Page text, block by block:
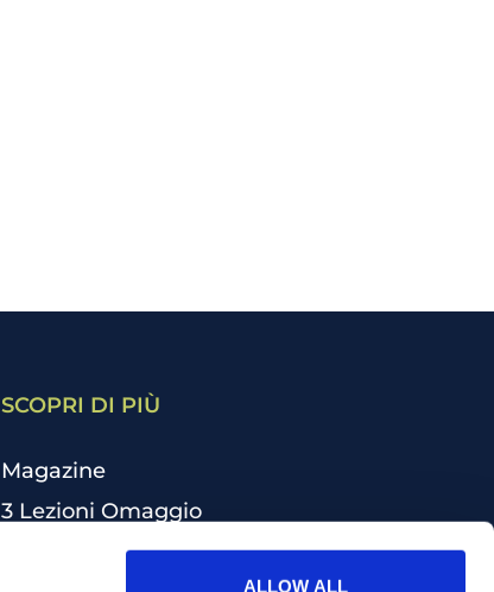
ALLOW ALL
SCOPRI DI PIÙ
Magazine
3 Lezioni Omaggio